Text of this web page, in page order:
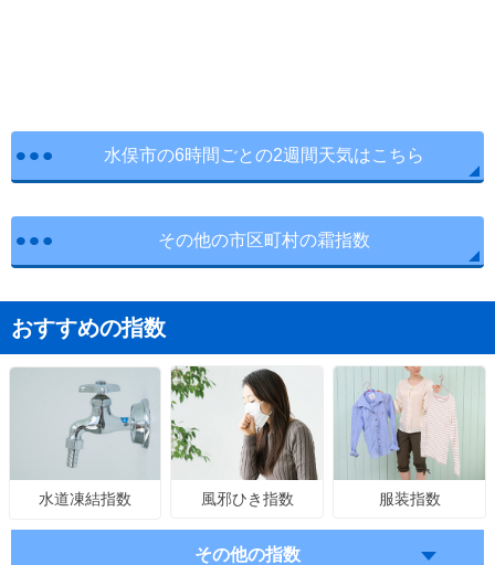
水俣市の6時間ごとの2週間天気はこちら
その他の市区町村の霜指数
おすすめの指数
水道凍結指数 風邪ひき指数 服装指数
その他の指数